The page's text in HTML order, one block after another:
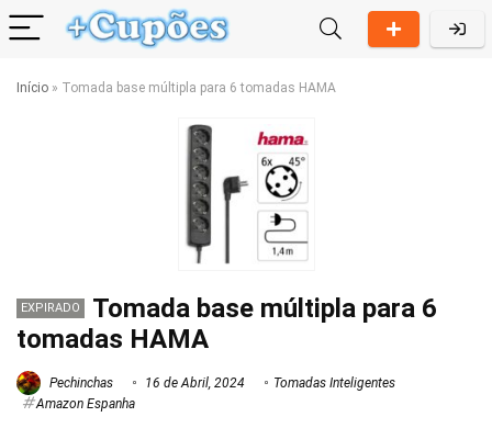
Início » Tomada base múltipla para 6 tomadas HAMA
EXPIRADO
Tomada base múltipla para 6
tomadas HAMA
Pechinchas 16 de Abril, 2024
Tomadas Inteligentes
Amazon Espanha